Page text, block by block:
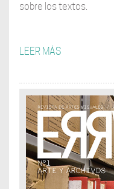
sobre los textos.
LEER MÁS